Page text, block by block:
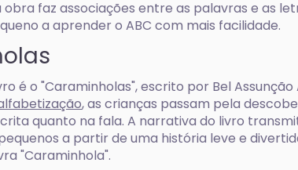
obra faz associações entre as palavras e as
a aprender o ABC com mais facilidade.
é o "Caraminholas", escrito por Bel Assunção
, as crianças passam pela
quanto na fala. A narrativa do livro
a partir de uma história leve e
"Caraminhola".